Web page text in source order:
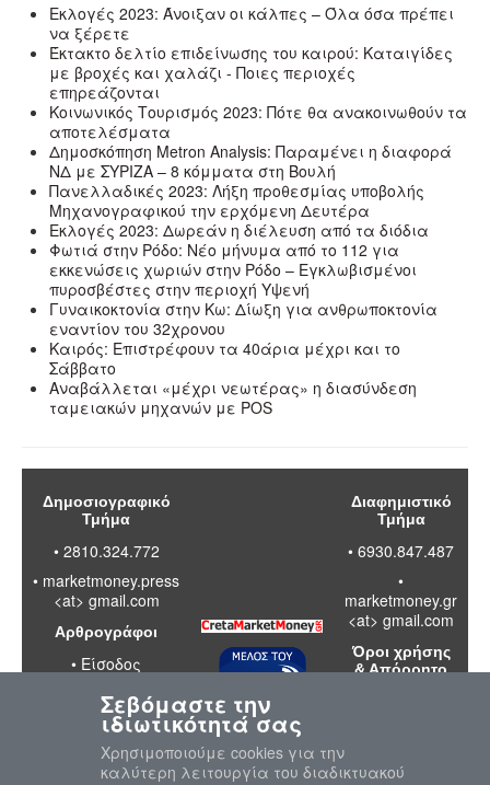
Εκλογές 2023: Άνοιξαν οι κάλπες – Όλα όσα πρέπει
να ξέρετε
Έκτακτο δελτίο επιδείνωσης του καιρού: Καταιγίδες
με βροχές και χαλάζι - Ποιες περιοχές
επηρεάζονται
Κοινωνικός Τουρισμός 2023: Πότε θα ανακοινωθούν τα
αποτελέσματα
Δημοσκόπηση Metron Analysis: Παραμένει η διαφορά
ΝΔ με ΣΥΡΙΖΑ – 8 κόμματα στη Βουλή
Πανελλαδικές 2023: Λήξη προθεσμίας υποβολής
Μηχανογραφικού την ερχόμενη Δευτέρα
Εκλογές 2023: Δωρεάν η διέλευση από τα διόδια
Φωτιά στην Ρόδο: Νέο μήνυμα από το 112 για
εκκενώσεις χωριών στην Ρόδο – Εγκλωβισμένοι
πυροσβέστες στην περιοχή Υψενή
Γυναικοκτονία στην Κω: Δίωξη για ανθρωποκτονία
εναντίον του 32χρονου
Καιρός: Επιστρέφουν τα 40άρια μέχρι και το
Σάββατο
Αναβάλλεται «μέχρι νεωτέρας» η διασύνδεση
ταμειακών μηχανών με POS
Δημοσιογραφικό
Τμήμα
• 2810.324.772
• marketmoney.press
<at> gmail.com
Αρθρογράφοι
• Είσοδος
Διαφημιστικό
Τμήμα
• 6930.847.487
•
marketmoney.gr
<at> gmail.com
Όροι χρήσης
& Απόρρητο
Σεβόμαστε την
ιδιωτικότητά σας
Χρησιμοποιούμε cookies για την
καλύτερη λειτουργία του διαδικτυακού